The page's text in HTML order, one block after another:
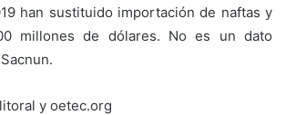
han sustituido importación de naftas y
millones de dólares. No es un dato
y oetec.org